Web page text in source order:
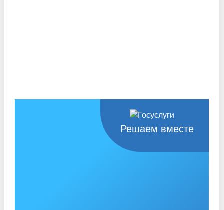
Решаем вместе